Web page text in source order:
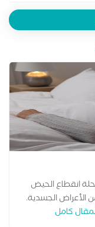
انقطاع الحيض
الأعراض الجسدية.
كامل